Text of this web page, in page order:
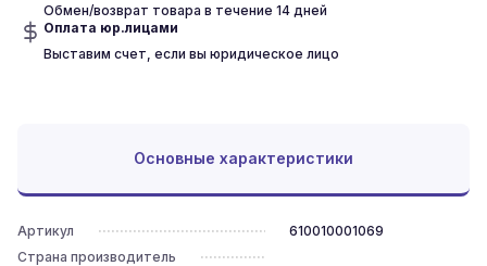
Обмен/возврат товара в течение 14 дней
Оплата юр.лицами
Выставим счет, если вы юридическое лицо
Основные характеристики
Артикул
610010001069
Страна производитель